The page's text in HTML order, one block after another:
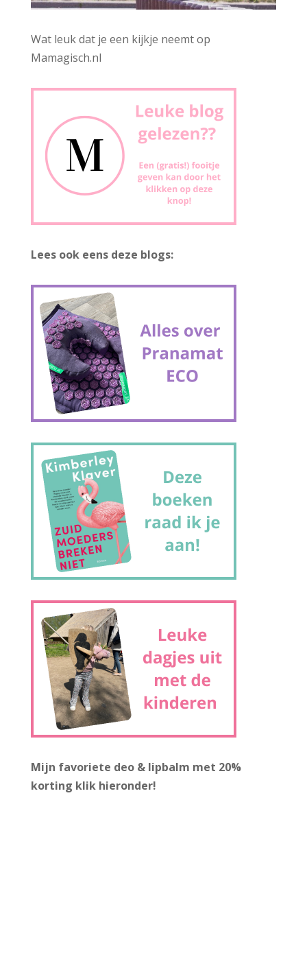
Wat leuk dat je een kijkje neemt op
Mamagisch.nl
Lees ook eens deze blogs:
Mijn favoriete deo & lipbalm met 20%
korting klik hieronder!